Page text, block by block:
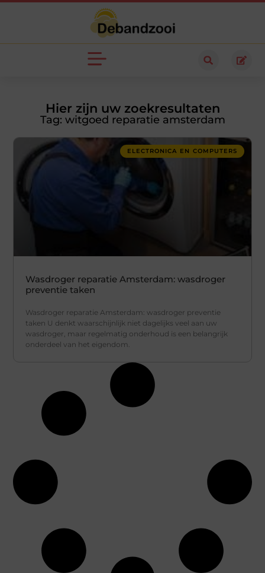
Hier zijn uw zoekresultaten
Tag: witgoed reparatie amsterdam
ELECTRONICA EN COMPUTERS
Wasdroger reparatie Amsterdam: wasdroger
preventie taken
Wasdroger reparatie Amsterdam: wasdroger preventie
taken U denkt waarschijnlijk niet dagelijks veel aan uw
wasdroger, maar regelmatig onderhoud is een belangrijk
onderdeel van het eigendom.